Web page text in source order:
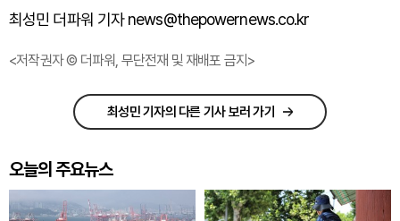
최성민 더파워 기자 news@thepowernews.co.kr
<저작권자 © 더파워, 무단전재 및 재배포 금지>
최성민 기자의 다른 기사 보러 가기
오늘의 주요뉴스